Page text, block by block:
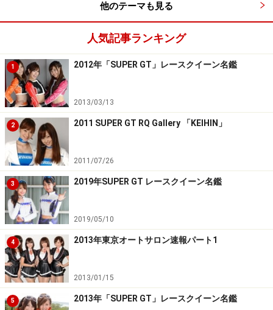
他のテーマも見る
人気記事ランキング
1 2012年「SUPER GT」レースクイーン名鑑
2013/03/13
2 2011 SUPER GT RQ Gallery 「KEIHIN」
2011/07/26
3 2019年SUPER GT レースクイーン名鑑
2019/05/10
4 2013年東京オートサロン速報パート1
2013/01/15
5 2013年「SUPER GT」レースクイーン名鑑